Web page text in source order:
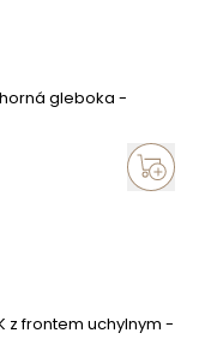
gleboka -
z frontem uchylnym -